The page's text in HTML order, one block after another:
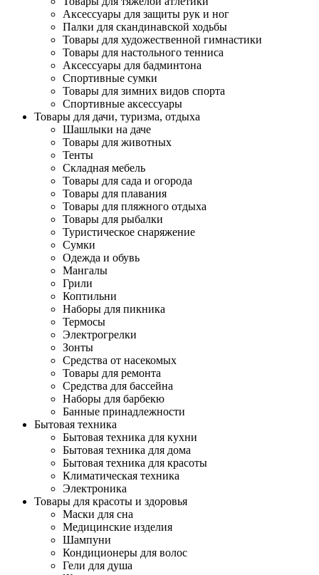
Аксессуары для защиты рук и ног
Палки для скандинавской ходьбы
Товары для художественной гимнастики
Товары для настольного тенниса
Аксессуары для бадминтона
Спортивные сумки
Товары для зимних видов спорта
Спортивные аксессуары
Товары для дачи, туризма, отдыха
Шашлыки на даче
Товары для животных
Тенты
Складная мебель
Товары для сада и огорода
Товары для плавания
Товары для пляжного отдыха
Товары для рыбалки
Туристическое снаряжение
Сумки
Одежда и обувь
Мангалы
Грили
Коптильни
Наборы для пикника
Термосы
Электрогрелки
Зонты
Средства от насекомых
Товары для ремонта
Средства для бассейна
Наборы для барбекю
Банные принадлежности
Бытовая техника
Бытовая техника для кухни
Бытовая техника для дома
Бытовая техника для красоты
Климатическая техника
Электроника
Товары для красоты и здоровья
Маски для сна
Медицинские изделия
Шампуни
Кондиционеры для волос
Гели для душа